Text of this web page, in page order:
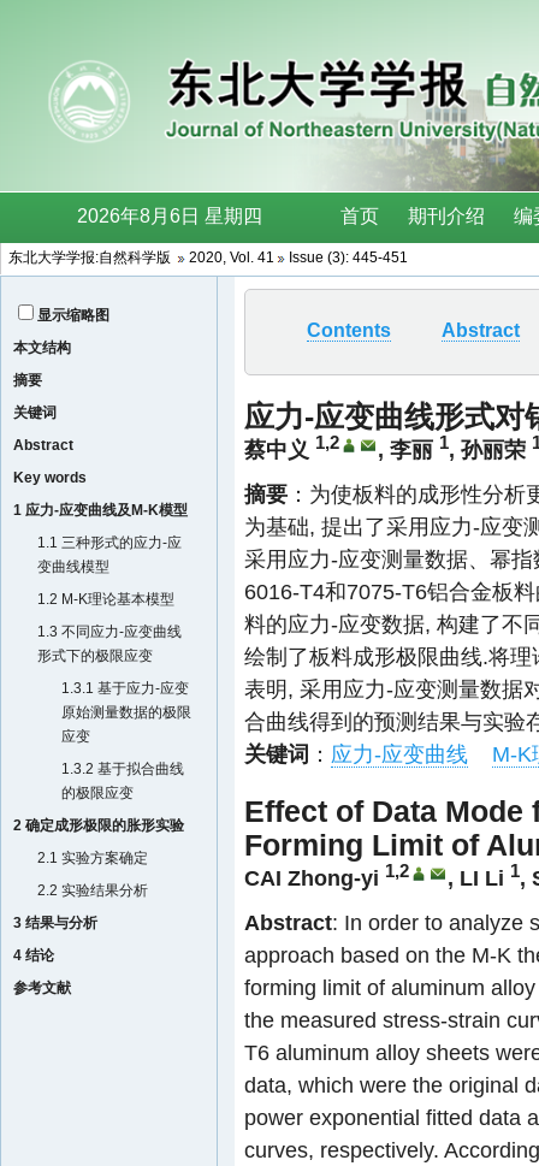
东北大学学报:自然科学版 2020, Vol. 41 Issue (3): 445-451
显示缩略图
本文结构
摘要
关键词
Abstract
Key words
1 应力-应变曲线及M-K模型
1.1 三种形式的应力-应
变曲线模型
1.2 M-K理论基本模型
1.3 不同应力-应变曲线
形式下的极限应变
1.3.1 基于应力-应变
原始测量数据的极限
应变
1.3.2 基于拟合曲线
的极限应变
2 确定成形极限的胀形实验
2.1 实验方案确定
2.2 实验结果分析
3 结果与分析
4 结论
参考文献
Contents Abstract
应力-应变曲线形式对
蔡中义 1,2 , 李丽 1, 孙丽荣
摘要 ：为使板料的成形性分
为基础, 提出了采用应力-应变
采用应力-应变测量数据、幂
6016-T4和7075-T6铝合金板
料的应力-应变数据, 构建了不
绘制了板料成形极限曲线.将
表明, 采用应力-应变测量数据
合曲线得到的预测结果与实验
关键词 ： 应力-应变曲线 M-K
Effect of Data
Forming Limit of
CAI Zhong-yi 1,2 , LI Li 1,
Abstract: In order to analyze
approach based on the M-K
forming limit of aluminum
the measured stress-strain
T6 aluminum alloy sheets
data, which were the original
power exponential fitted data
curves, respectively.